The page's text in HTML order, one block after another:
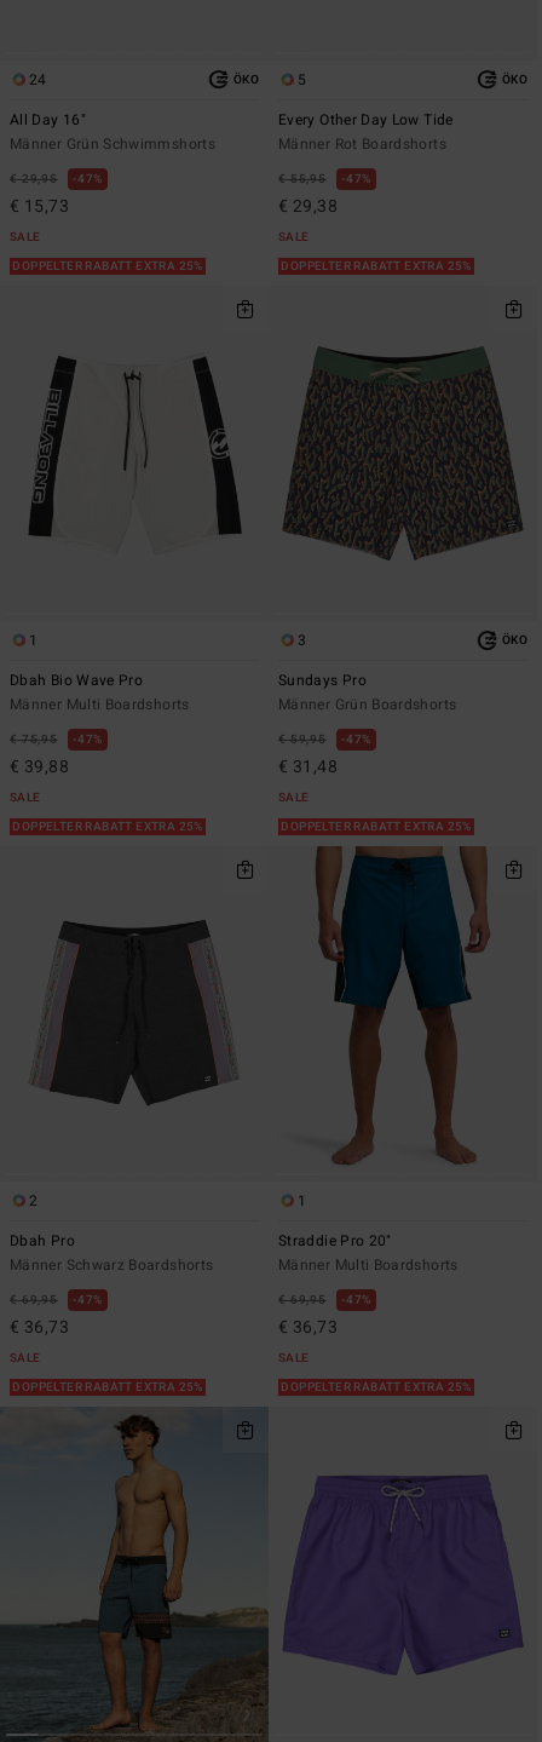
24 ÖKO
All Day 16"
Männer Grün Schwimmshorts
€ 29,95 47%
€ 15,73
SALE
DOPPELTER RABATT EXTRA 25%
5 ÖKO
Every Other Day Low Tide
Männer Rot Boardshorts
€ 55,95 47%
€ 29,38
SALE
DOPPELTER RABATT EXTRA 25%
1
Dbah Bio Wave Pro
Männer Multi Boardshorts
€ 75,95 47%
€ 39,88
SALE
DOPPELTER RABATT EXTRA 25%
3 ÖKO
Sundays Pro
Männer Grün Boardshorts
€ 59,95 47%
€ 31,48
SALE
DOPPELTER RABATT EXTRA 25%
2
Dbah Pro
Männer Schwarz Boardshorts
€ 69,95 47%
€ 36,73
SALE
DOPPELTER RABATT EXTRA 25%
1
Straddie Pro 20"
Männer Multi Boardshorts
€ 69,95 47%
€ 36,73
SALE
DOPPELTER RABATT EXTRA 25%